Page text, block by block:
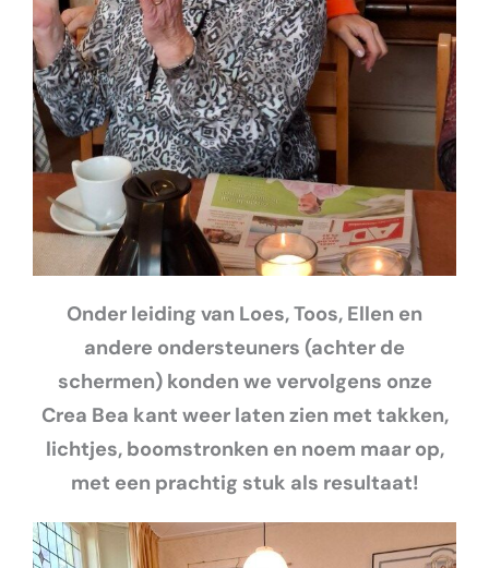
Onder leiding van Loes, Toos, Ellen en
andere ondersteuners (achter de
schermen) konden we vervolgens onze
Crea Bea kant weer laten zien met takken,
lichtjes, boomstronken en noem maar op,
met een prachtig stuk als resultaat!